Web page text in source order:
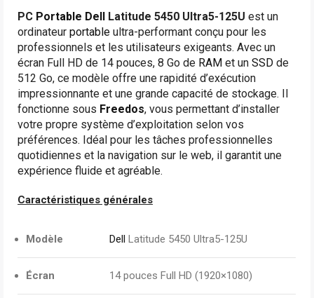
PC Portable Dell Latitude 5450 Ultra5-125U est un
ordinateur portable ultra-performant conçu pour les
professionnels et les utilisateurs exigeants. Avec un
écran Full HD de 14 pouces, 8 Go de RAM et un SSD de
512 Go, ce modèle offre une rapidité d’exécution
impressionnante et une grande capacité de stockage. Il
fonctionne sous Freedos, vous permettant d’installer
votre propre système d’exploitation selon vos
préférences. Idéal pour les tâches professionnelles
quotidiennes et la navigation sur le web, il garantit une
expérience fluide et agréable.
Caractéristiques générales
Modèle Dell Latitude 5450 Ultra5-125U
Écran 14 pouces Full HD (1920×1080)